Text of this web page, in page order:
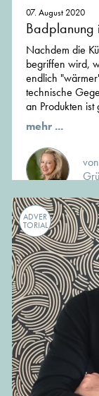
07. August 2020
Badplanung
Nachdem die
begriffen wird,
endlich
technische
an Produkten
mehr ...
ADVER
TORIAL